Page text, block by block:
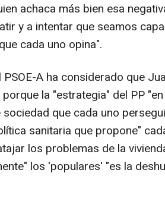
achaca más bien esa
y a intentar que seamos
cada uno opina".
PSOE-A ha considerado que
la "estrategia" del PP
que cada uno
sanitaria que propone"
los problemas de la
los 'populares' "es la